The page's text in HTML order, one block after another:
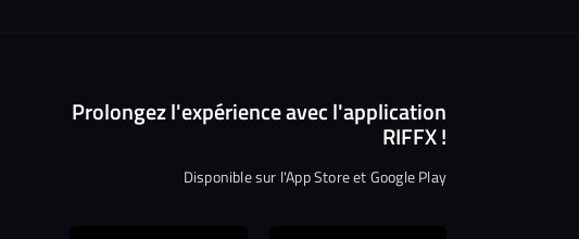
Prolongez l'expérience avec l'application
RIFFX !
Disponible sur l'App Store et Google Play